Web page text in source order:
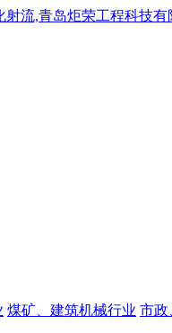
煤矿、建筑机械行业 市政